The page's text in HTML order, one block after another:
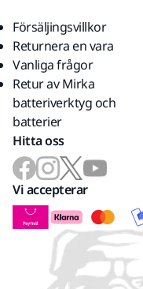
Försäljingsvillkor
Returnera en vara
Vanliga frågor
Retur av Mirka
batteriverktyg och
batterier
Hitta oss
Vi accepterar